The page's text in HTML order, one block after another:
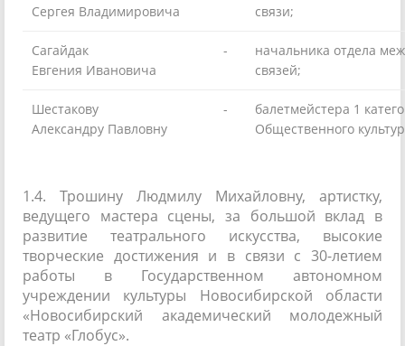
Сергея Владимировича связи;
Сагайдак
Евгения Ивановича
-
начальника отдела
связей;
Шестакову
Александру Павловну
-
балетмейстера 1
Общественного
1.4. Трошину Людмилу Михайловну, артистку,
ведущего мастера сцены, за большой вклад в
развитие театрального искусства, высокие
творческие достижения и в связи с 30-летием
работы в Государственном автономном
учреждении культуры Новосибирской области
«Новосибирский академический молодежный
театр «Глобус».